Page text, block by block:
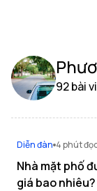
92 bài
Diễn đàn 4 phút
Nhà mặt phố
giá bao nhiêu?